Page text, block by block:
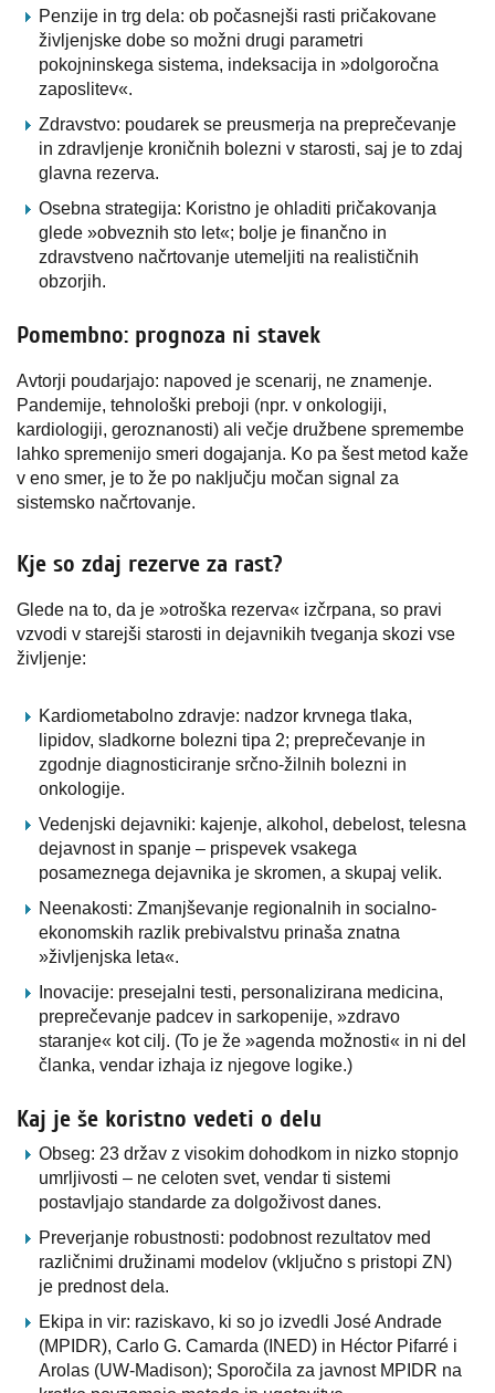
Penzije in trg dela: ob počasnejši rasti pričakovane
življenjske dobe so možni drugi parametri
pokojninskega sistema, indeksacija in »dolgoročna
zaposlitev«.
Zdravstvo: poudarek se preusmerja na preprečevanje
in zdravljenje kroničnih bolezni v starosti, saj je to zdaj
glavna rezerva.
Osebna strategija: Koristno je ohladiti pričakovanja
glede »obveznih sto let«; bolje je finančno in
zdravstveno načrtovanje utemeljiti na realističnih
obzorjih.
Pomembno: prognoza ni stavek
Avtorji poudarjajo: napoved je scenarij, ne znamenje.
Pandemije, tehnološki preboji (npr. v onkologiji,
kardiologiji, geroznanosti) ali večje družbene spremembe
lahko spremenijo smeri dogajanja. Ko pa šest metod kaže
v eno smer, je to že po naključju močan signal za
sistemsko načrtovanje.
Kje so zdaj rezerve za rast?
Glede na to, da je »otroška rezerva« izčrpana, so pravi
vzvodi v starejši starosti in dejavnikih tveganja skozi vse
življenje:
Kardiometabolno zdravje: nadzor krvnega tlaka,
lipidov, sladkorne bolezni tipa 2; preprečevanje in
zgodnje diagnosticiranje srčno-žilnih bolezni in
onkologije.
Vedenjski dejavniki: kajenje, alkohol, debelost, telesna
dejavnost in spanje – prispevek vsakega
posameznega dejavnika je skromen, a skupaj velik.
Neenakosti: Zmanjševanje regionalnih in socialno-
ekonomskih razlik prebivalstvu prinaša znatna
»življenjska leta«.
Inovacije: presejalni testi, personalizirana medicina,
preprečevanje padcev in sarkopenije, »zdravo
staranje« kot cilj. (To je že »agenda možnosti« in ni del
članka, vendar izhaja iz njegove logike.)
Kaj je še koristno vedeti o delu
Obseg: 23 držav z visokim dohodkom in nizko stopnjo
umrljivosti – ne celoten svet, vendar ti sistemi
postavljajo standarde za dolgoživost danes.
Preverjanje robustnosti: podobnost rezultatov med
različnimi družinami modelov (vključno s pristopi ZN)
je prednost dela.
Ekipa in vir: raziskavo, ki so jo izvedli José Andrade
(MPIDR), Carlo G. Camarda (INED) in Héctor Pifarré i
Arolas (UW-Madison); Sporočila za javnost MPIDR na